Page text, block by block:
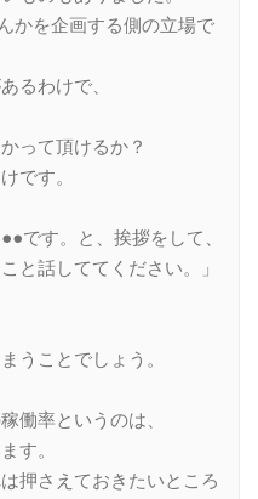
かを企画する側の立場で
るわけで、
って頂けるか？
です。
です。と、挨拶をして、
と話しててください。」
うことでしょう。
働率というのは、
す。
押さえておきたいところ